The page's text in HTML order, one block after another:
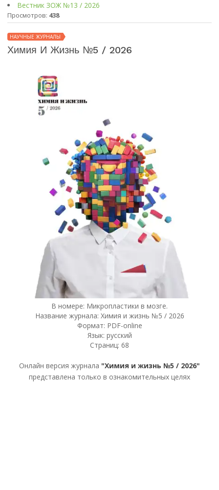
Вестник ЗОЖ №13 / 2026
Просмотров: 438
НАУЧНЫЕ ЖУРНАЛЫ
Химия И Жизнь №5 / 2026
В номере: Микропластики в мозге.
Название журнала: Химия и жизнь №5 / 2026
Формат: PDF-online
Язык: русский
Страниц: 68
Онлайн версия журнала "Химия и жизнь №5 / 2026"
представлена только в ознакомительных целях